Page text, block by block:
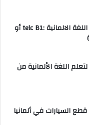
نماذج امتحان B1 في اللغة الالمانية :telc B1 أو
اللغة الألمانية من